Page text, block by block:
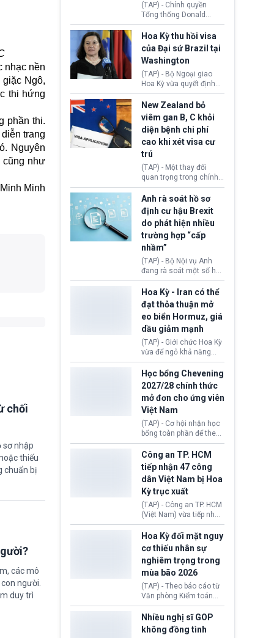
nhạc nền
Ngô,
thi hứng
phần thi.
trang
Nguyên
cũng như
Minh Minh
chối
sơ nhập
thiếu
chuẩn bị
các mô
người.
duy trì
(TAP) - Chính quyền
Tổng thống Donald
Trump đã hoàn trả
khoảng 100 tỷ USD thuế
quan từng thu theo Đạo
luật Quyền hạn Kinh tế
Khẩn cấp Quốc tế
(IEEPA). Động thái này
diễn ra sau phán quyết
hồi tháng 2 bởi Tòa án
Tối cao Hoa Kỳ
(SCOTUS) khi tuyên bố,
việc áp thuế diện rộng là
hoàn toàn bất hợp pháp.
Hoa Kỳ thu hồi visa
của Đại sứ Brazil tại
Washington
(TAP) - Bộ Ngoại giao
Hoa Kỳ vừa quyết định
thu hồi thị thực (visa)
của bà Maria Luiza
Ribeiro Viotti - Đại sứ
Brazil tại Washington.
Động thái trên diễn ra
trong bối cảnh tranh
chấp ngoại giao giữa
chính quyền Tổng thống
Donald Trump và chính
phủ cánh tả Tổng thống
da Silva đang leo thang
gay gắt.
New Zealand bỏ
viêm gan B, C khỏi
diện bệnh chi phí
cao khi xét visa cư
trú
(TAP) - Một thay đổi
quan trọng trong chính
sách nhập cư của New
Zealand đang mở ra
thêm cơ hội cho nhiều
người muốn định cư. Từ
nay, người mắc viêm
gan B hoặc viêm gan C
sẽ không còn bị mặc
định không đáp ứng tiêu
chuẩn sức khỏe chỉ vì
chi phí điều trị khi nộp hồ
Anh rà soát hồ sơ
định cư hậu Brexit
do phát hiện nhiều
trường hợp “cấp
nhầm”
(TAP) - Bộ Nội vụ Anh
đang rà soát một số hồ
sơ thuộc Chương trình
Định cư EU (EU
Settlement Scheme -
EUSS) sau khi xác định
có trường hợp được cấp
quy chế cư trú hậu
Brexit “do nhầm lẫn”.
Động thái này làm dấy
lên lo ngại về việc thực
thi Thỏa thuận Rút khỏi
Liên minh châu Âu
(Withdrawal
Agreement).
Hoa Kỳ - Iran có thể
đạt thỏa thuận mở
eo biển Hormuz, giá
dầu giảm mạnh
(TAP) - Giới chức Hoa Kỳ
vừa để ngỏ khả năng
sớm đạt thỏa thuận với
Iran nhằm mở lại eo biển
Hormuz, mở đường cho
việc khôi phục hoạt
động hàng hải. Những
tín hiệu ngoại giao tích
cực này lập tức tác động
đến thị trường năng
lượng, kéo giá dầu thế
giới lùi sâu xuống dưới
mức 80 USD/thùng.
Học bổng Chevening
2027/28 chính thức
mở đơn cho ứng viên
Việt Nam
(TAP) - Cơ hội nhận học
bổng toàn phần để theo
học chương trình thạc sĩ
tại Vương quốc Anh đã
chính thức quay trở lại.
Học bổng Chevening
2027/28 của Chính phủ
Anh vừa mở cổng ứng
tuyển dành riêng ứng
viên Việt Nam, hỗ trợ
toàn bộ chi phí học tập
cùng nhiều quyền lợi
trong suốt một năm
học.
Công an TP. HCM
tiếp nhận 47 công
dân Việt Nam bị Hoa
Kỳ trục xuất
(TAP) - Công an TP. HCM
(Việt Nam) vừa tiếp nhận
47 công dân Việt Nam bị
Hoa Kỳ trục xuất về
nước. Đây là đợt có số
lượng lớn nhất từ đầu
năm 2026 đến nay, phản
ánh xu hướng gia tăng
các trường hợp trục
xuất.
Hoa Kỳ đối mặt nguy
cơ thiếu nhân sự
nghiêm trọng trong
mùa bão 2026
(TAP) - Theo báo cáo từ
Văn phòng Kiểm toán
Chính phủ (GAO), Cơ
quan Quản lý Khẩn cấp
Liên bang (FEMA) thuộc
Bộ An ninh Nội địa Hoa
Nhiều nghị sĩ GOP
không đồng tình